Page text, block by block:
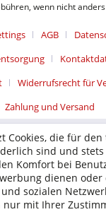
wenn nicht
AGB
Widerrufsrecht für
Zahlung und Versand
Cookies, die für
sind und stets
Komfort bei
dienen
sozialen
nur mit Ihrer